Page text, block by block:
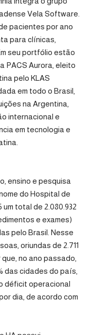
Vela Software.
pacientes por ano
para clínicas,
seu portfólio estão
PACS Aurora, eleito
pelo KLAS
em todo o Brasil,
na Argentina,
internacional e
em tecnologia e
ensino e pesquisa
do Hospital de
total de 2.080.932
e exames)
pelo Brasil. Nesse
oriundas de 2.711
no ano passado,
das cidades do país,
déficit operacional
dia, de acordo com